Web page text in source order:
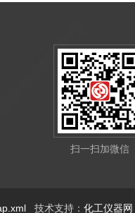
扫一扫加微信
技术支持： 化工仪器网